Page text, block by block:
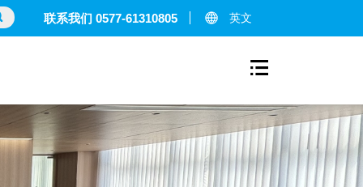
英文
联系我们 0577-61310805